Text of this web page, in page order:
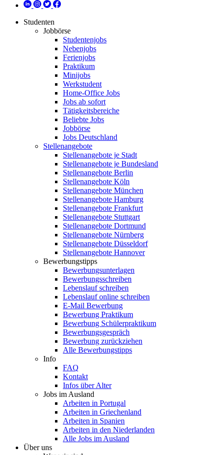
Studenten
Jobbörse
Studentenjobs
Nebenjobs
Ferienjobs
Praktikum
Minijobs
Werkstudent
Home-Office Jobs
Jobs ab sofort
Tätigkeitsbereiche
Beliebte Jobs
Jobbörse
Jobs Deutschland
Stellenangebote
Stellenangebote je Stadt
Stellenangebote je Bundesland
Stellenangebote Berlin
Stellenangebote Köln
Stellenangebote München
Stellenangebote Hamburg
Stellenangebote Frankfurt
Stellenangebote Stuttgart
Stellenangebote Dortmund
Stellenangebote Nürnberg
Stellenangebote Düsseldorf
Stellenangebote Hannover
Bewerbungstipps
Bewerbungsunterlagen
Bewerbungsschreiben
Lebenslauf schreiben
Lebenslauf online schreiben
E-Mail Bewerbung
Bewerbung Praktikum
Bewerbung Schülerpraktikum
Bewerbungsgespräch
Bewerbung zurückziehen
Alle Bewerbungstipps
Info
FAQ
Kontakt
Infos über Alter
Jobs im Ausland
Arbeiten in Portugal
Arbeiten in Griechenland
Arbeiten in Spanien
Arbeiten in den Niederlanden
Alle Jobs im Ausland
Über uns